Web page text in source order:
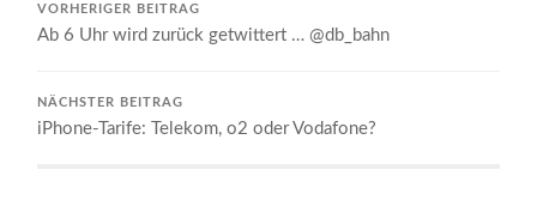
VORHERIGER BEITRAG
Ab 6 Uhr wird zurück getwittert … @db_bahn
NÄCHSTER BEITRAG
iPhone-Tarife: Telekom, o2 oder Vodafone?